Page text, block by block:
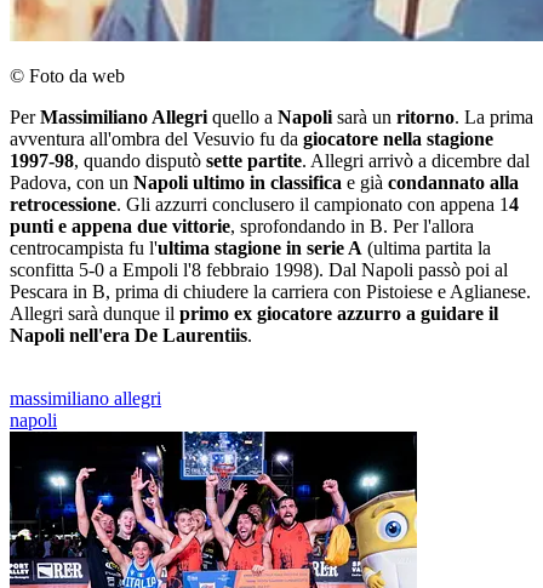
© Foto da web
PerMassimiliano Allegri quello a Napoli sarà un ritorno. La prima
avventura all'ombra del Vesuvio fu da giocatore nella stagione
1997-98, quando disputò sette partite. Allegri arrivò a dicembre dal
Padova, con un Napoli ultimo in classifica e già condannato alla
retrocessione. Gli azzurri conclusero il campionato con appena 14
punti e appena due vittorie, sprofondando in B. Per l'allora
centrocampista fu l'ultima stagione in serie A (ultima partita la
sconfitta 5-0 a Empoli l'8 febbraio 1998). Dal Napoli passò poi al
Pescara in B, prima di chiudere la carriera con Pistoiese e Aglianese.
Allegri sarà dunque il primo ex giocatore azzurro a guidare il
Napoli nell'era De Laurentiis.
massimiliano allegri
napoli